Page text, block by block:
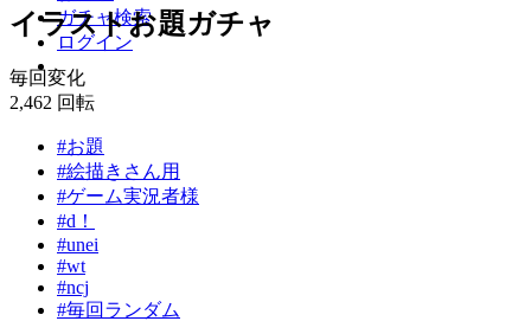
ガチャ検索
ログイン
イラストお題ガチャ
毎回変化
2,462 回転
#お題
#絵描きさん用
#ゲーム実況者様
#d！
#unei
#wt
#ncj
#毎回ランダム